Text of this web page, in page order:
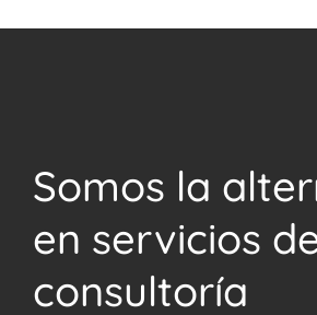
Somos la
en servicios
consultoría